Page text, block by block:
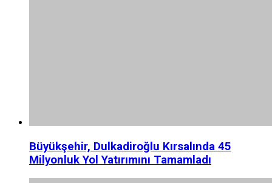
Büyükşehir, Dulkadiroğlu Kırsalında 45
Milyonluk Yol Yatırımını Tamamladı